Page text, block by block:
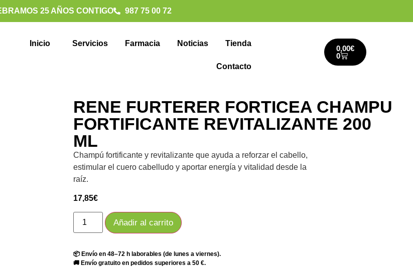
25 AÑOS CONTIGO 987 75 00 72
Inicio Servicios Farmacia Noticias Tienda
Contacto
0,00€
0
RENE FURTERER FORTICEA CHAMPU
FORTIFICANTE REVITALIZANTE 200
ML
Champú fortificante y revitalizante que ayuda a reforzar el cabello,
estimular el cuero cabelludo y aportar energía y vitalidad desde la
raíz.
17,85€
Añadir al carrito
📦 Envío en 48–72 h laborables (de lunes a viernes).
🚚 Envío gratuito en pedidos superiores a 50 €.